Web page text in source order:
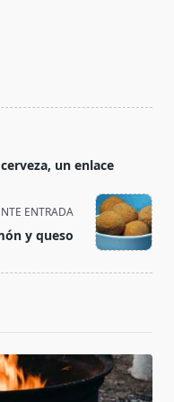
un enlace
ENTRADA
y queso